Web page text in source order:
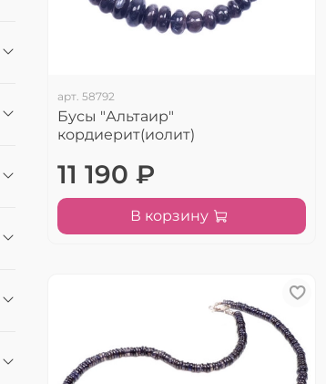
арт. 58792
Бусы "Альтаир"
кордиерит(иолит)
11 190 ₽
В корзину